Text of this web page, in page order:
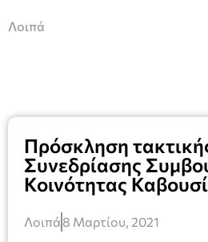
Λοιπά
Πρόσκληση
Συνεδρίασης
Κοινότητας
Λοιπά 8 Μαρτίου, 2021